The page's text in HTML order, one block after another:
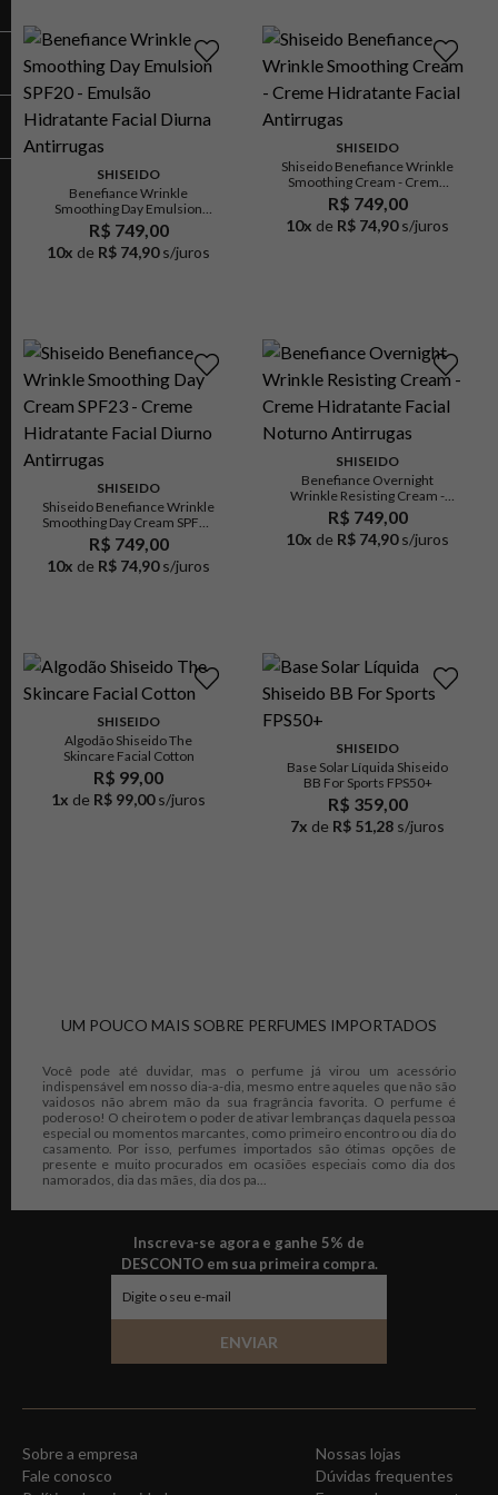
SHISEIDO
Benefiance Wrinkle
Smoothing Day Emulsion
SPF20 - Emulsão Hidratante
Facial Diurna Antirrugas
R$ 749,00
10x de R$ 74,90 s/juros
SHISEIDO
Shiseido Benefiance Wrinkle
Smoothing Cream - Creme
Hidratante Facial Antirrugas
R$ 749,00
10x de R$ 74,90 s/juros
SHISEIDO
Shiseido Benefiance Wrinkle
Smoothing Day Cream SPF23
- Creme Hidratante Facial
Diurno Antirrugas
R$ 749,00
10x de R$ 74,90 s/juros
SHISEIDO
Benefiance Overnight
Wrinkle Resisting Cream -
Creme Hidratante Facial
Noturno Antirrugas
R$ 749,00
10x de R$ 74,90 s/juros
SHISEIDO
Algodão Shiseido The
Skincare Facial Cotton
R$ 99,00
1x de R$ 99,00 s/juros
SHISEIDO
Base Solar Líquida Shiseido
BB For Sports FPS50+
R$ 359,00
7x de R$ 51,28 s/juros
UM POUCO MAIS SOBRE PERFUMES IMPORTADOS
Você pode até duvidar, mas o perfume já virou um acessório
indispensável em nosso dia-a-dia, mesmo entre aqueles que não são
vaidosos não abrem mão da sua fragrância favorita. O perfume é
poderoso! O cheiro tem o poder de ativar lembranças daquela pessoa
especial ou momentos marcantes, como primeiro encontro ou dia do
casamento. Por isso, perfumes importados são ótimas opções de
presente e muito procurados em ocasiões especiais como dia dos
namorados, dia das mães, dia dos pa...
Inscreva-se agora e ganhe 5% de
DESCONTO em sua primeira compra.
ENVIAR
Sobre a empresa
Nossas lojas
Fale conosco
Dúvidas frequentes